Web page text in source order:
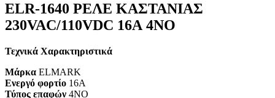
ELR-1640 ΡΕΛΕ ΚΑΣΤΑΝΙΑΣ
230VAC/110VDC 16А 4NO
Τεχνικά Χαρακτηριστικά
Μάρκα ELMARK
Ενεργό φορτίο 16А
Τύπος επαφών 4NO